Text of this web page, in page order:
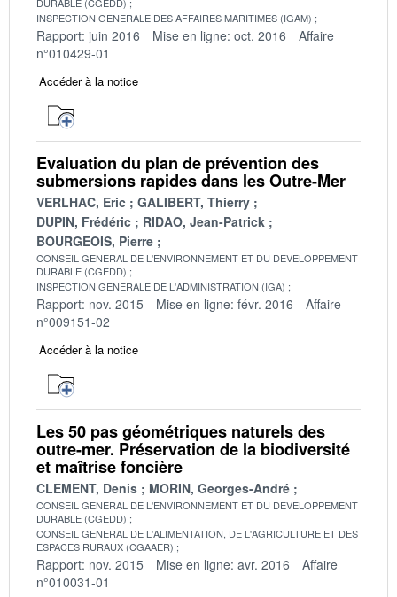
INSPECTION GENERALE DES AFFAIRES MARITIMES (IGAM)
Rapport: juin 2016 Mise en ligne: oct. 2016
Affaire
n°010429-01
Accéder à la notice
Evaluation du plan de prévention des
submersions rapides dans les Outre-Mer
VERLHAC, Eric
GALIBERT, Thierry
DUPIN, Frédéric
RIDAO, Jean-Patrick
BOURGEOIS, Pierre
CONSEIL GENERAL DE L'ENVIRONNEMENT ET DU DEVELOPPEMENT
DURABLE (CGEDD)
INSPECTION GENERALE DE L'ADMINISTRATION (IGA)
Rapport: nov. 2015 Mise en ligne: févr. 2016
Affaire
n°009151-02
Accéder à la notice
Les 50 pas géométriques naturels des
outre-mer. Préservation de la biodiversité
et maîtrise foncière
CLEMENT, Denis MORIN, Georges-André
CONSEIL GENERAL DE L'ENVIRONNEMENT ET DU DEVELOPPEMENT
DURABLE (CGEDD)
CONSEIL GENERAL DE L'ALIMENTATION, DE L'AGRICULTURE ET DES
ESPACES RURAUX (CGAAER)
Rapport: nov. 2015 Mise en ligne: avr. 2016
Affaire
n°010031-01